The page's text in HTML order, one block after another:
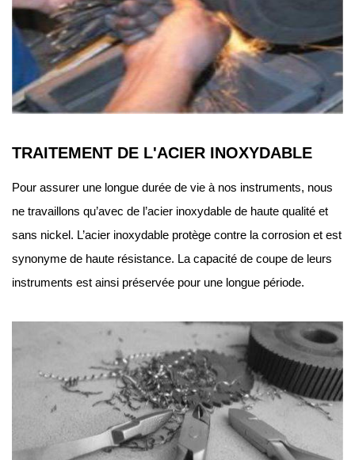
TRAITEMENT DE L'ACIER INOXYDABLE
Pour assurer une longue durée de vie à nos instruments, nous
ne travaillons qu’avec de l’acier inoxydable de haute qualité et
sans nickel. L’acier inoxydable protège contre la corrosion et est
synonyme de haute résistance. La capacité de coupe de leurs
instruments est ainsi préservée pour une longue période.